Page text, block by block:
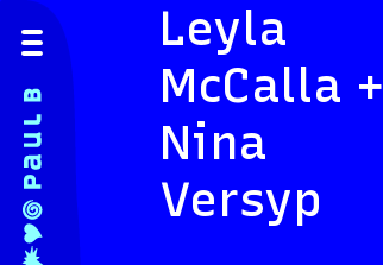
Leyla
McCalla +
Nina
Versyp